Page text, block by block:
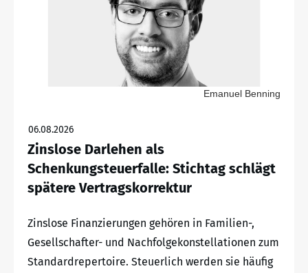
Emanuel Benning
06.08.2026
Zinslose Darlehen als
Schenkungsteuerfalle: Stichtag schlägt
spätere Vertragskorrektur
Zinslose Finanzierungen gehören in Familien-,
Gesellschafter- und Nachfolgekonstellationen zum
Standardrepertoire. Steuerlich werden sie häufig